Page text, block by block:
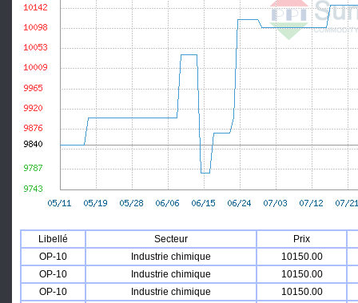
Libellé Secteur
Prix
OP-10
Industrie chimique
10150.00
OP-10
Industrie chimique
10150.00
OP-10
Industrie chimique
10150.00